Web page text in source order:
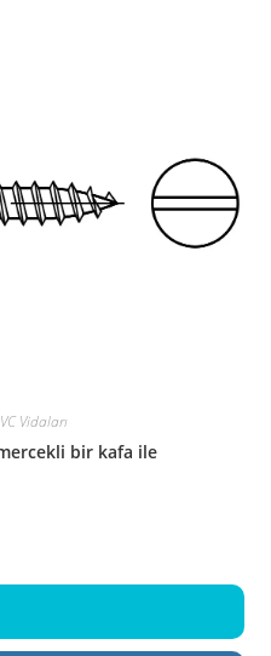
Vidaları
bir kafa ile